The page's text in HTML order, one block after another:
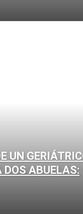
UN
ABUELAS: